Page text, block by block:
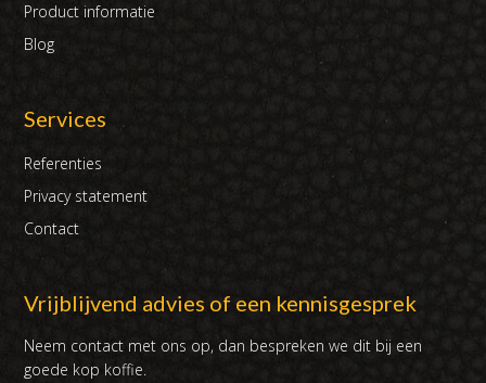
Product informatie
Blog
Services
Referenties
Privacy statement
Contact
Vrijblijvend advies of een kennisgesprek
Neem contact met ons op, dan bespreken we dit bij een
goede kop koffie.